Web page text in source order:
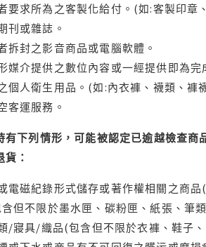
要求所為之客製化給付。(如:客製印章
刊或雜誌。
拆封之影音商品或電腦軟體。
媒介提供之數位內容或一經提供即為
個人衛生用品。(如:內衣褲、襪類、褲
客運服務。
有下列情形，可能被認定已逾越檢查
：
電磁紀錄形式儲存或著作權相關之商
但不限於墨水匣、碳粉匣、紙張、筆
/寢具/織品(包含但不限於衣褲、鞋子